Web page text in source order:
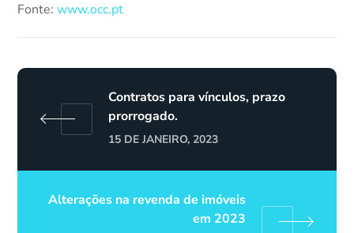
Fonte:www.occ.pt
Contratos para vínculos, prazo
prorrogado.
15 DE JANEIRO, 2023
Alterações na revenda de imóveis
em 2023